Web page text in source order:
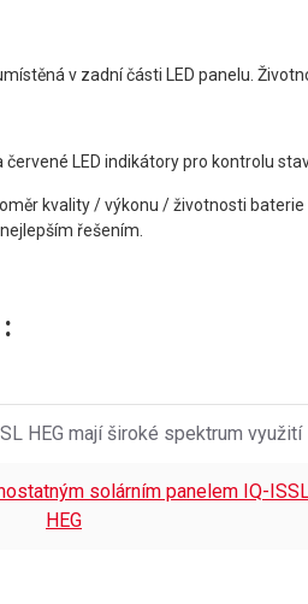
v zadní části LED panelu.
červené LED indikátory pro kontrolu
kvality / výkonu / životnosti
řešením.
HEG mají široké spektrum využití